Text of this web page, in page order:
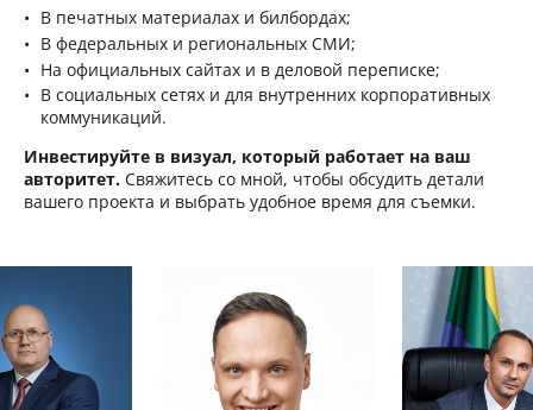
В печатных материалах и билбордах;
В федеральных и региональных СМИ;
На официальных сайтах и в деловой переписке;
В социальных сетях и для внутренних корпоративных
коммуникаций.
Инвестируйте в визуал, который работает на ваш
авторитет. Свяжитесь со мной, чтобы обсудить детали
вашего проекта и выбрать удобное время для съемки.